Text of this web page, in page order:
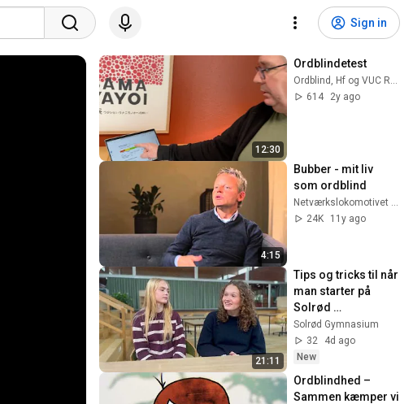
Sign in
12:30
Ordblindetest
Ordblind, Hf og VUC Roskilde-Køge
614
2y ago
4:15
Bubber - mit liv
som ordblind
Netværkslokomotivet Netværkslokomotivet
24K
11y ago
21:11
Tips og tricks til når
man starter på
Solrød
Gymnasium.
Solrød Gymnasium
32
4d ago
New
Ordblindhed –
Sammen kæmper vi